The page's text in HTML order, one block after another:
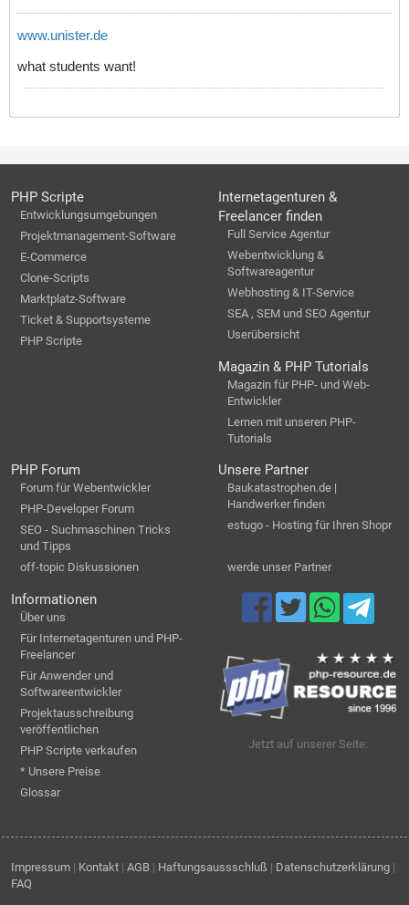
www.unister.de
what students want!
PHP Scripte
Entwicklungsumgebungen
Projektmanagement-Software
E-Commerce
Clone-Scripts
Marktplatz-Software
Ticket & Supportsysteme
PHP Scripte
Internetagenturen &
Freelancer finden
Full Service Agentur
Webentwicklung &
Softwareagentur
Webhosting & IT-Service
SEA , SEM und SEO Agentur
Userübersicht
Magazin & PHP Tutorials
Magazin für PHP- und Web-
Entwickler
Lernen mit unseren PHP-
Tutorials
PHP Forum
Forum für Webentwickler
PHP-Developer Forum
SEO - Suchmaschinen Tricks
und Tipps
off-topic Diskussionen
Unsere Partner
Baukatastrophen.de |
Handwerker finden
estugo - Hosting für Ihren Shopr
werde unser Partner
Informationen
Über uns
Für Internetagenturen und PHP-
Freelancer
Für Anwender und
Softwareentwickler
Projektausschreibung
veröffentlichen
PHP Scripte verkaufen
* Unsere Preise
Glossar
Jetzt auf unserer Seite:
Impressum | Kontakt | AGB | Haftungsaussschluß | Datenschutzerklärung |
FAQ